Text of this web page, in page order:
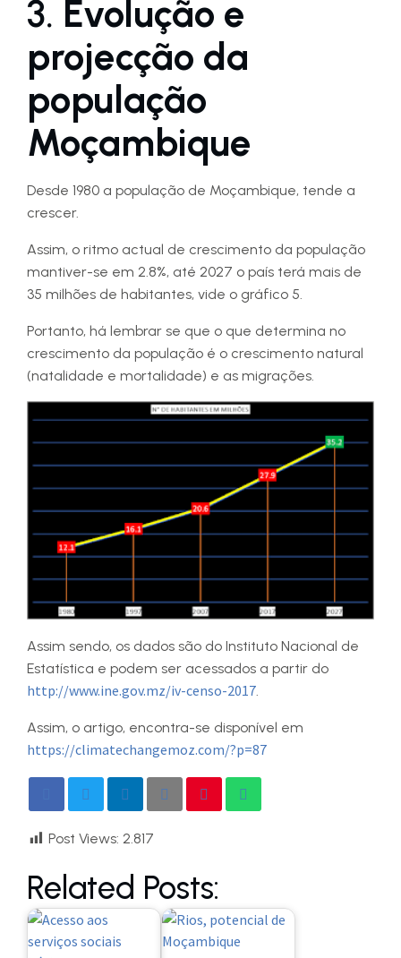
3. Evolução e
projecção da
população
Moçambique
Desde 1980 a população de Moçambique, tende a
crescer.
Assim, o ritmo actual de crescimento da população
mantiver-se em 2.8%, até 2027 o país terá mais de
35 milhões de habitantes, vide o gráfico 5.
Portanto, há lembrar se que o que determina no
crescimento da população é o crescimento natural
(natalidade e mortalidade) e as migrações.
Assim sendo, os dados são do Instituto Nacional de
Estatística e podem ser acessados a partir do
http://www.ine.gov.mz/iv-censo-2017.
Assim, o artigo, encontra-se disponível em
https://climatechangemoz.com/?p=87
Post Views: 2.817
Related Posts: